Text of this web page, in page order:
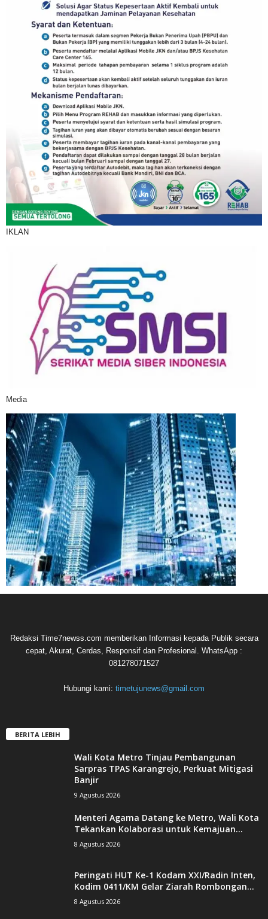
IKLAN
Media
Redaksi Time7newss.com memberikan Informasi kepada Publik secara
cepat, Akurat, Cerdas, Responsif dan Profesional. WhatsApp :
081278071527
Hubungi kami: timetujunews@gmail.com
BERITA LEBIH
Wali Kota Metro Tinjau Pembangunan
Sarpras TPAS Karangrejo, Perkuat Mitigasi
Banjir
9 Agustus 2026
Menteri Agama Datang ke Metro, Wali Kota
Tekankan Kolaborasi untuk Kemajuan...
8 Agustus 2026
Peringati HUT Ke-1 Kodam XXI/Radin Inten,
Kodim 0411/KM Gelar Ziarah Rombongan...
8 Agustus 2026